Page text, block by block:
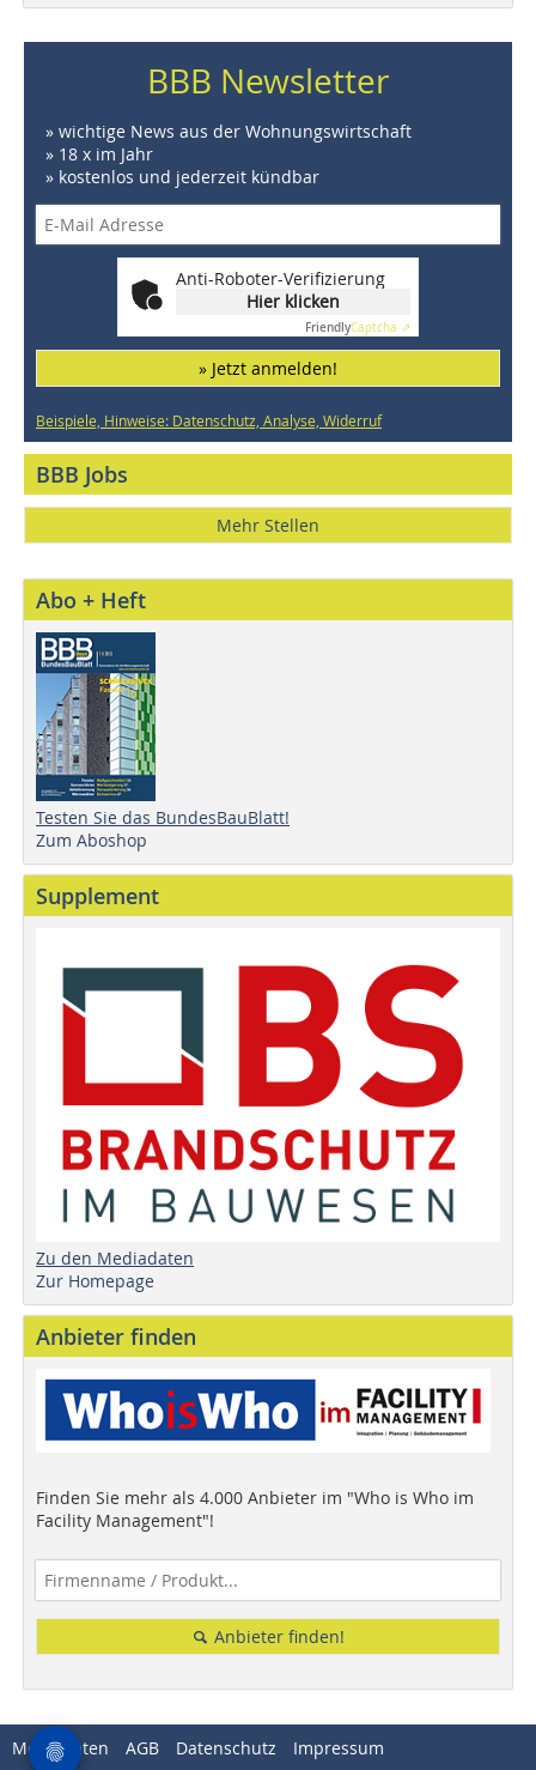
BBB Newsletter
» wichtige News aus der Wohnungswirtschaft
» 18 x im Jahr
» kostenlos und jederzeit kündbar
Anti-Roboter-Verifizierung
Hier klicken
FriendlyCaptcha ⇗
» Jetzt anmelden!
Beispiele, Hinweise: Datenschutz, Analyse, Widerruf
BBB Jobs
Mehr Stellen
Abo + Heft
Testen Sie das BundesBauBlatt!
Zum Aboshop
Supplement
Zu den Mediadaten
Zur Homepage
Anbieter finden
Finden Sie mehr als 4.000 Anbieter im "Who is Who im
Facility Management"!
Anbieter finden!
Mediadaten AGB Datenschutz Impressum